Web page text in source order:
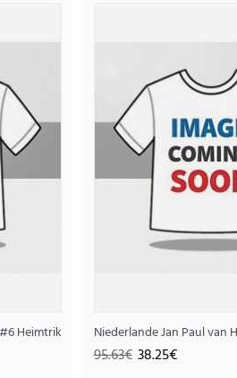
Auswärtstrikot WM 2026
Heimtrikot WM 2026 Kurzarm
Niederlande Jan Paul
95.63€ 38.25€